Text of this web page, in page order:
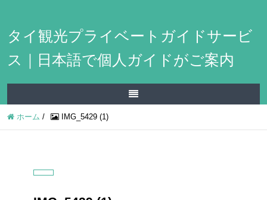
タイ観光プライベートガイドサービ
ス｜日本語で個人ガイドがご案内
ホーム / IMG_5429 (1)